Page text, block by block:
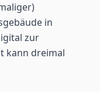
in
zur
kann dreimal